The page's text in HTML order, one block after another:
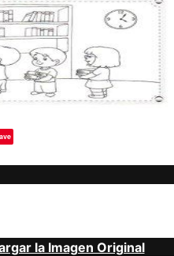
la Imagen Original